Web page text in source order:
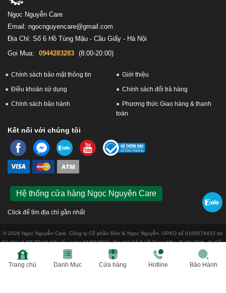
Ngọc Nguyễn Care
Email: ngocnguyencare@gmail.com
Địa Chỉ: Số 6 Hồ Tùng Mậu - Cầu Giấy - Hà Nội
Gọi Mua:
0944283283 (8:00-20:00)
Chính sách bảo mật thông tin Giới thiệu
Điều khoản sử dụng Chính sách đổi trả hàng
Chính sách bảo hành
Phương thức Giao hàng & thanh
toán
Kết nối với chúng tôi
Hệ thống cửa hàng Ngọc Nguyên Care
Click để tìm địa chỉ gần nhất
© 2026 Ngọc Nguyễn Care. Công ty Cổ phần Bán lẻ Ngọc Nguyễn. GPKD số 0109576433 do
Sở KH và ĐT TP Hà Nội cấp ngày 31/03/2021. Địa chỉ: Số 6 Hồ Tùng Mậu, P. Mai Dịch, Q. Cầu
Giấy, Tp. Hà Nội
Trang chủ Danh Mục Cửa hàng Hotline Bảo Hành